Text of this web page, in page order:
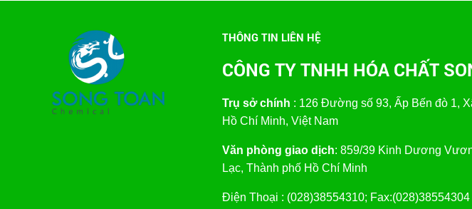
THÔNG TIN LIÊN HỆ
CÔNG TY TNHH HÓA CHẤT
Trụ sở chính : 126 Đường số 93, Ấp Bến đò 1,
Hồ Chí Minh, Việt Nam
Văn phòng giao dịch: 859/39 Kinh Dương
Lạc, Thành phố Hồ Chí Minh
Điện Thoại : (028)38554310; Fax:(028)38554304